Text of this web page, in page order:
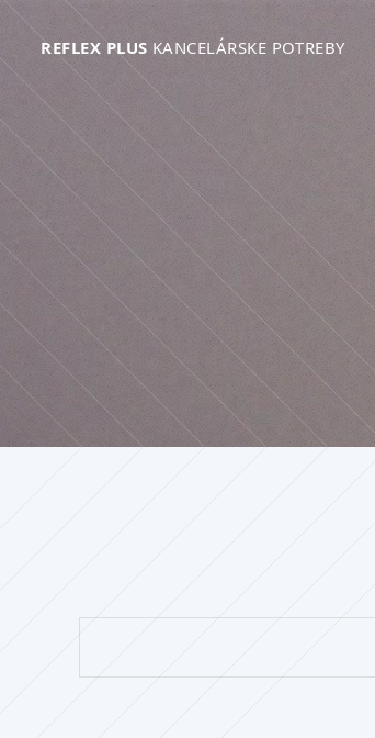
REFLEX PLUS KANCELÁRSKE POTREBY